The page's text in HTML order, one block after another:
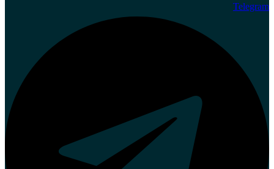
Telegram